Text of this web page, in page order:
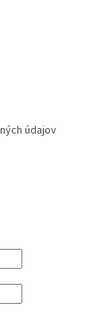
údajov